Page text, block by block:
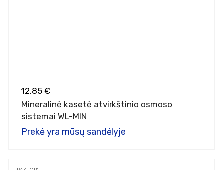
12,85 €
Mineralinė kasetė atvirkštinio osmoso
sistemai WL-MIN
Prekė yra mūsų sandėlyje